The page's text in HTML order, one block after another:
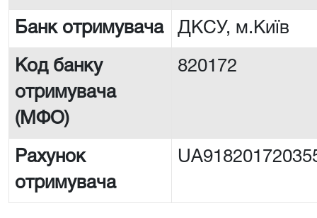
Банк отримувача ДКСУ, м.Київ
Код банку
отримувача
(МФО)
820172
Рахунок
отримувача